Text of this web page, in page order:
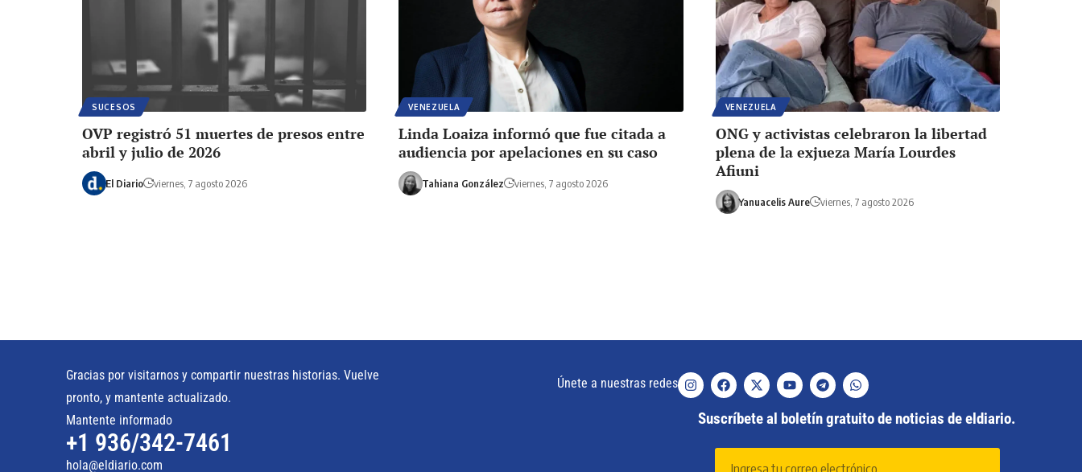
SUCESOS
OVP registró 51 muertes de presos entre
abril y julio de 2026
El Diario viernes, 7 agosto 2026
VENEZUELA
Linda Loaiza informó que fue citada a
audiencia por apelaciones en su caso
Tahiana González viernes, 7 agosto 2026
VENEZUELA
ONG y activistas celebraron la libertad
plena de la exjueza María Lourdes
Afiuni
Yanuacelis Aure viernes, 7 agosto 2026
Gracias por visitarnos y compartir nuestras historias. Vuelve
pronto, y mantente actualizado.
Mantente informado
+1 936/342-7461
hola@eldiario.com
Únete a nuestras redes
Suscríbete al boletín gratuito de noticias de eldiario.